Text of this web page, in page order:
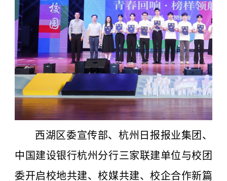
西湖区委宣传部、杭州日报报业集团、
中国建设银行杭州分行三家联建单位与校团
委开启校地共建、校媒共建、校企合作新篇